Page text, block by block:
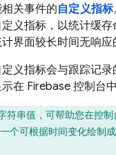
关事件的自定义指标
义指标，以统计缓存
界面较长时间无响应
义指标会与跟踪记
在 Firebase 控制台中
符串值，可帮助您在控
个可根据时间变化绘制